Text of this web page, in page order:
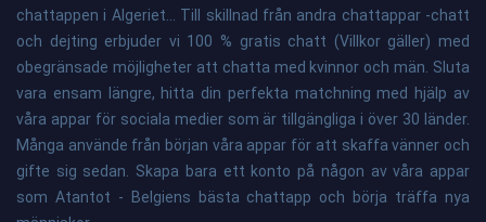
chattappen i Algeriet... Till skillnad från andra chattappar -chatt
och dejting erbjuder vi 100 % gratis chatt (Villkor gäller) med
obegränsade möjligheter att chatta med kvinnor och män. Sluta
vara ensam längre, hitta din perfekta matchning med hjälp av
våra appar för sociala medier som är tillgängliga i över 30 länder.
Många använde från början våra appar för att skaffa vänner och
gifte sig sedan. Skapa bara ett konto på någon av våra appar
som Atantot - Belgiens bästa chattapp och börja träffa nya